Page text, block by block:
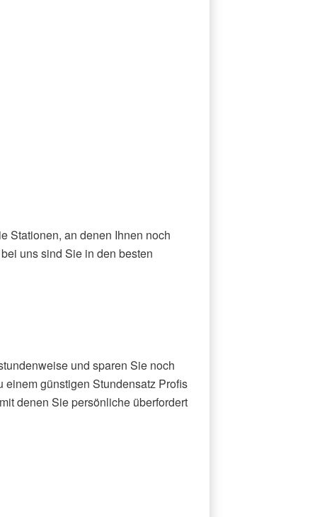
Stationen, an denen Ihnen noch
uns sind Sie in den besten
und sparen Sie noch
einem günstigen Stundensatz Profis
denen Sie persönliche überfordert